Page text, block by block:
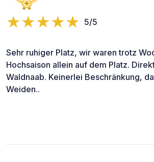
5/5
Sehr ruhiger Platz, wir waren trotz
Hochsaison allein auf dem Platz.
Waldnaab. Keinerlei Beschränkung,
Weiden..